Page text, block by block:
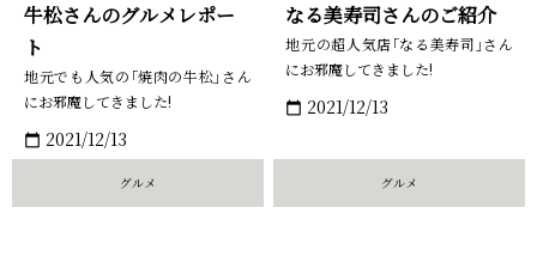
牛松さんのグルメレポー
ト
地元でも人気の｢焼肉の牛松｣さん
にお邪魔してきました!
calendar_today 2021/12/13
グルメ
なる美寿司さんのご紹介
地元の超人気店｢なる美寿司｣さん
にお邪魔してきました!
calendar_today 2021/12/13
グルメ